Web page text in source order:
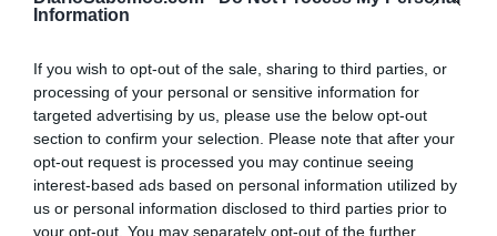
Information
If you wish to opt-out of the sale, sharing to third parties, or
processing of your personal or sensitive information for
targeted advertising by us, please use the below opt-out
section to confirm your selection. Please note that after your
opt-out request is processed you may continue seeing
interest-based ads based on personal information utilized by
us or personal information disclosed to third parties prior to
your opt-out. You may separately opt-out of the further
inicio de la IT. Otra. El ‘buenismo’ de médicos de familia
doblegarse ante la presión de pacientes absentistas,
algunos con sumo oficio para encadenar bajas cambiando
su diagnóstico presuntivo.
Debe indicarse que últimamente los médicos de la sanidad
pública tienen contratos precarios, son -en parte- foráneos